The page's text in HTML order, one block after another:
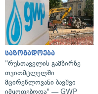
საზოგადოება
"რუსთაველის გამზირზე
თვითმცლელში
მცირეწლოვანი ბავშვი
იმყოფებოდა" — GWP